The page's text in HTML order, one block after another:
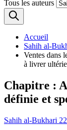
Tous les auteurs
Accueil
Sahih al-
Ventes dans
à livrer
Chapitre :
définie et
Sahih al-Bukhari